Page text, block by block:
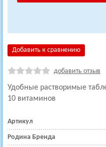
Добавить к сравнению
добавить отзыв
Удобные растворимые
10 витаминов
Артикул
Родина Бренда